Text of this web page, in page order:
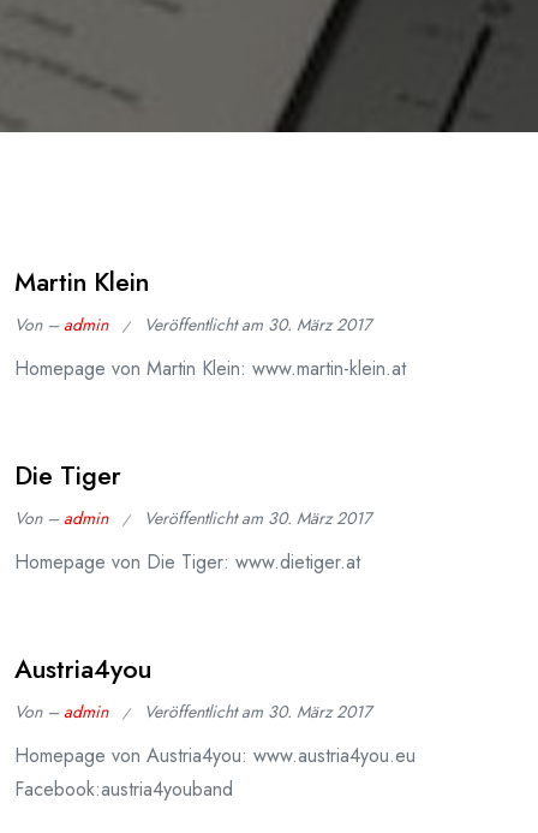
Martin Klein
Von –admin Veröffentlicht am 30. März 2017
Homepage von Martin Klein: www.martin-klein.at
Die Tiger
Von –admin Veröffentlicht am 30. März 2017
Homepage von Die Tiger: www.dietiger.at
Austria4you
Von –admin Veröffentlicht am 30. März 2017
Homepage von Austria4you: www.austria4you.eu
Facebook:austria4youband